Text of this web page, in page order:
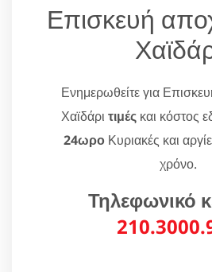
Επισκευή
Ενημερωθείτε για
Χαϊδάρι τιμές και κόστος
24ωροΚυριακές και
χρόνο.
Τηλεφωνικό